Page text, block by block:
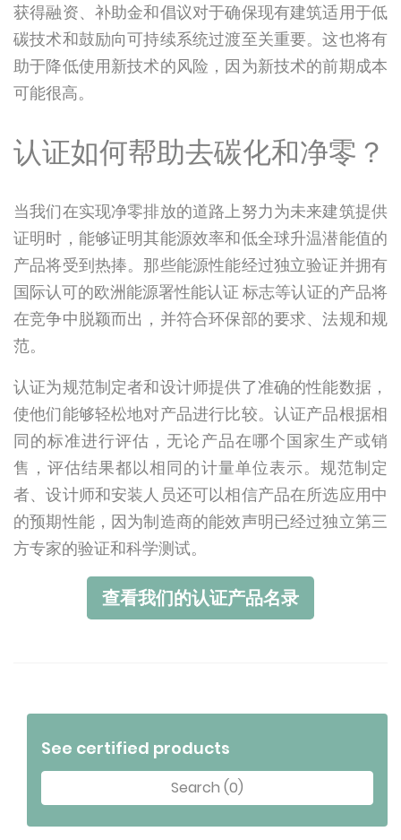
获得融资、补助金和倡议对于确保现有建筑适用于低
碳技术和鼓励向可持续系统过渡至关重要。这也将有
助于降低使用新技术的风险，因为新技术的前期成本
可能很高。
认证如何帮助去碳化和净零？
当我们在实现净零排放的道路上努力为未来建筑提供
证明时，能够证明其能源效率和低全球升温潜能值的
产品将受到热捧。那些能源性能经过独立验证并拥有
国际认可的欧洲能源署性能认证 标志等认证的产品将
在竞争中脱颖而出，并符合环保部的要求、法规和规
范。
认证为规范制定者和设计师提供了准确的性能数据，
使他们能够轻松地对产品进行比较。认证产品根据相
同的标准进行评估，无论产品在哪个国家生产或销
售，评估结果都以相同的计量单位表示。规范制定
者、设计师和安装人员还可以相信产品在所选应用中
的预期性能，因为制造商的能效声明已经过独立第三
方专家的验证和科学测试。
查看我们的认证产品名录
See certified products
Search (0)